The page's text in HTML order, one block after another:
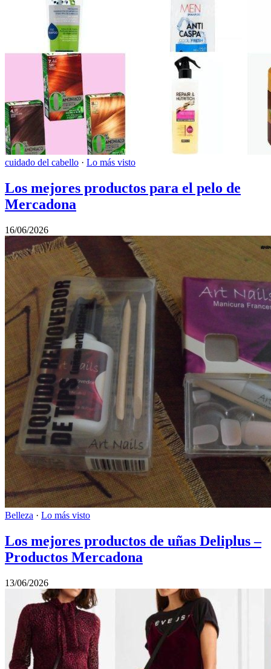
cuidado del cabello · Lo más visto
Los mejores productos para el pelo de
Mercadona
16/06/2026
Belleza · Lo más visto
Los mejores productos de uñas Deliplus –
Productos Mercadona
13/06/2026